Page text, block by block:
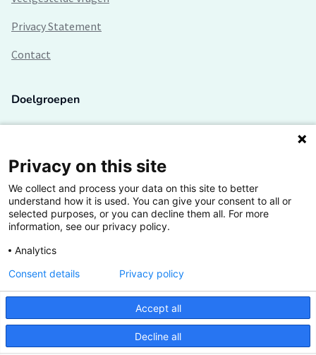
Privacy Statement
Contact
Doelgroepen
Lectoren en onderzoekers
Bedrijven
Hogescholen
De grootste kennisbank van het HBO
Inspiratie op jouw vakgebied
Privacy on this site
We collect and process your data on this site to better
understand how it is used. You can give your consent to all or
selected purposes, or you can decline them all. For more
information, see our privacy policy.
Analytics
Accept all
Decline all
Consent details Privacy policy